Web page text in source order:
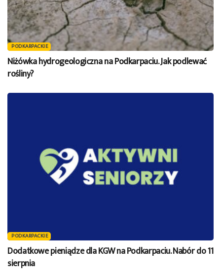
PODKARPACKIE
Niżówka hydrogeologiczna na Podkarpaciu. Jak podlewać
rośliny?
PODKARPACKIE
Dodatkowe pieniądze dla KGW na Podkarpaciu. Nabór do 11
sierpnia